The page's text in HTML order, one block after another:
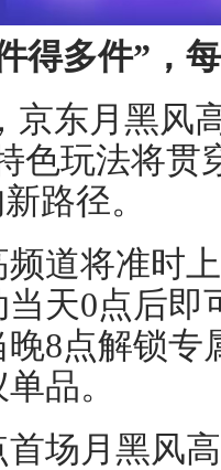
得多件”，
京东月黑风
色玩法将贯
路径。
道将准时
天0点后
8点解锁
品。
首场月黑风